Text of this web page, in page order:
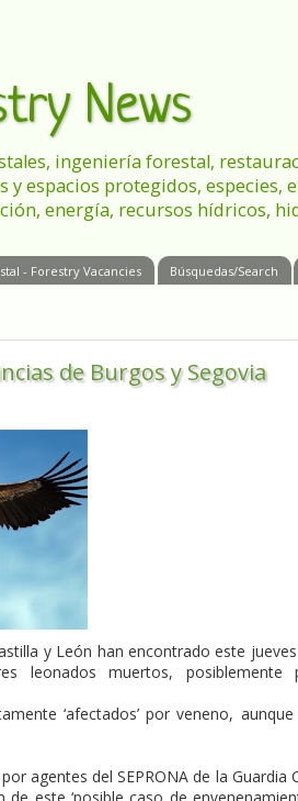
News
ingeniería forestal,
espacios protegidos, especies,
energía, recursos hídricos,
- Forestry Vacancies Búsquedas/Search
de Burgos y Segovia
y León han encontrado este
leonados muertos, posiblemente
‘afectados’ por veneno,
agentes del SEPRONA de la Guardia